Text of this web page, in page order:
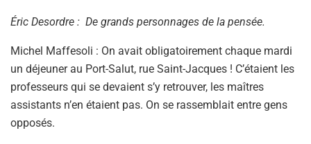
Éric Desordre : De grands personnages de la pensée.
Michel Maffesoli : On avait obligatoirement chaque mardi
un déjeuner au Port-Salut, rue Saint-Jacques ! C’étaient les
professeurs qui se devaient s’y retrouver, les maîtres
assistants n’en étaient pas. On se rassemblait entre gens
opposés.